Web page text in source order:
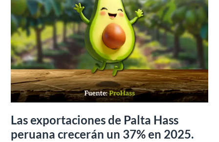
Las exportaciones de Palta Hass
peruana crecerán un 37% en 2025.
37%
en
2025.